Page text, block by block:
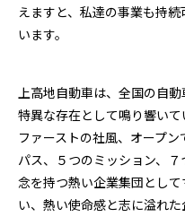
えますと、私達の事業も持
います。
上高地自動車は、全国の自
特異な存在として鳴り響い
ファーストの社風、オープ
パス、５つのミッション、
念を持つ熱い企業集団とし
い、熱い使命感と志に溢れ